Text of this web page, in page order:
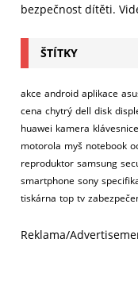
bezpečnost dítěti.
ŠTÍTKY
akce android aplikace
cena chytrý dell disk
huawei kamera klávesnice
motorola myš notebook
reproduktor samsung
smartphone sony
tiskárna top tv
Reklama/